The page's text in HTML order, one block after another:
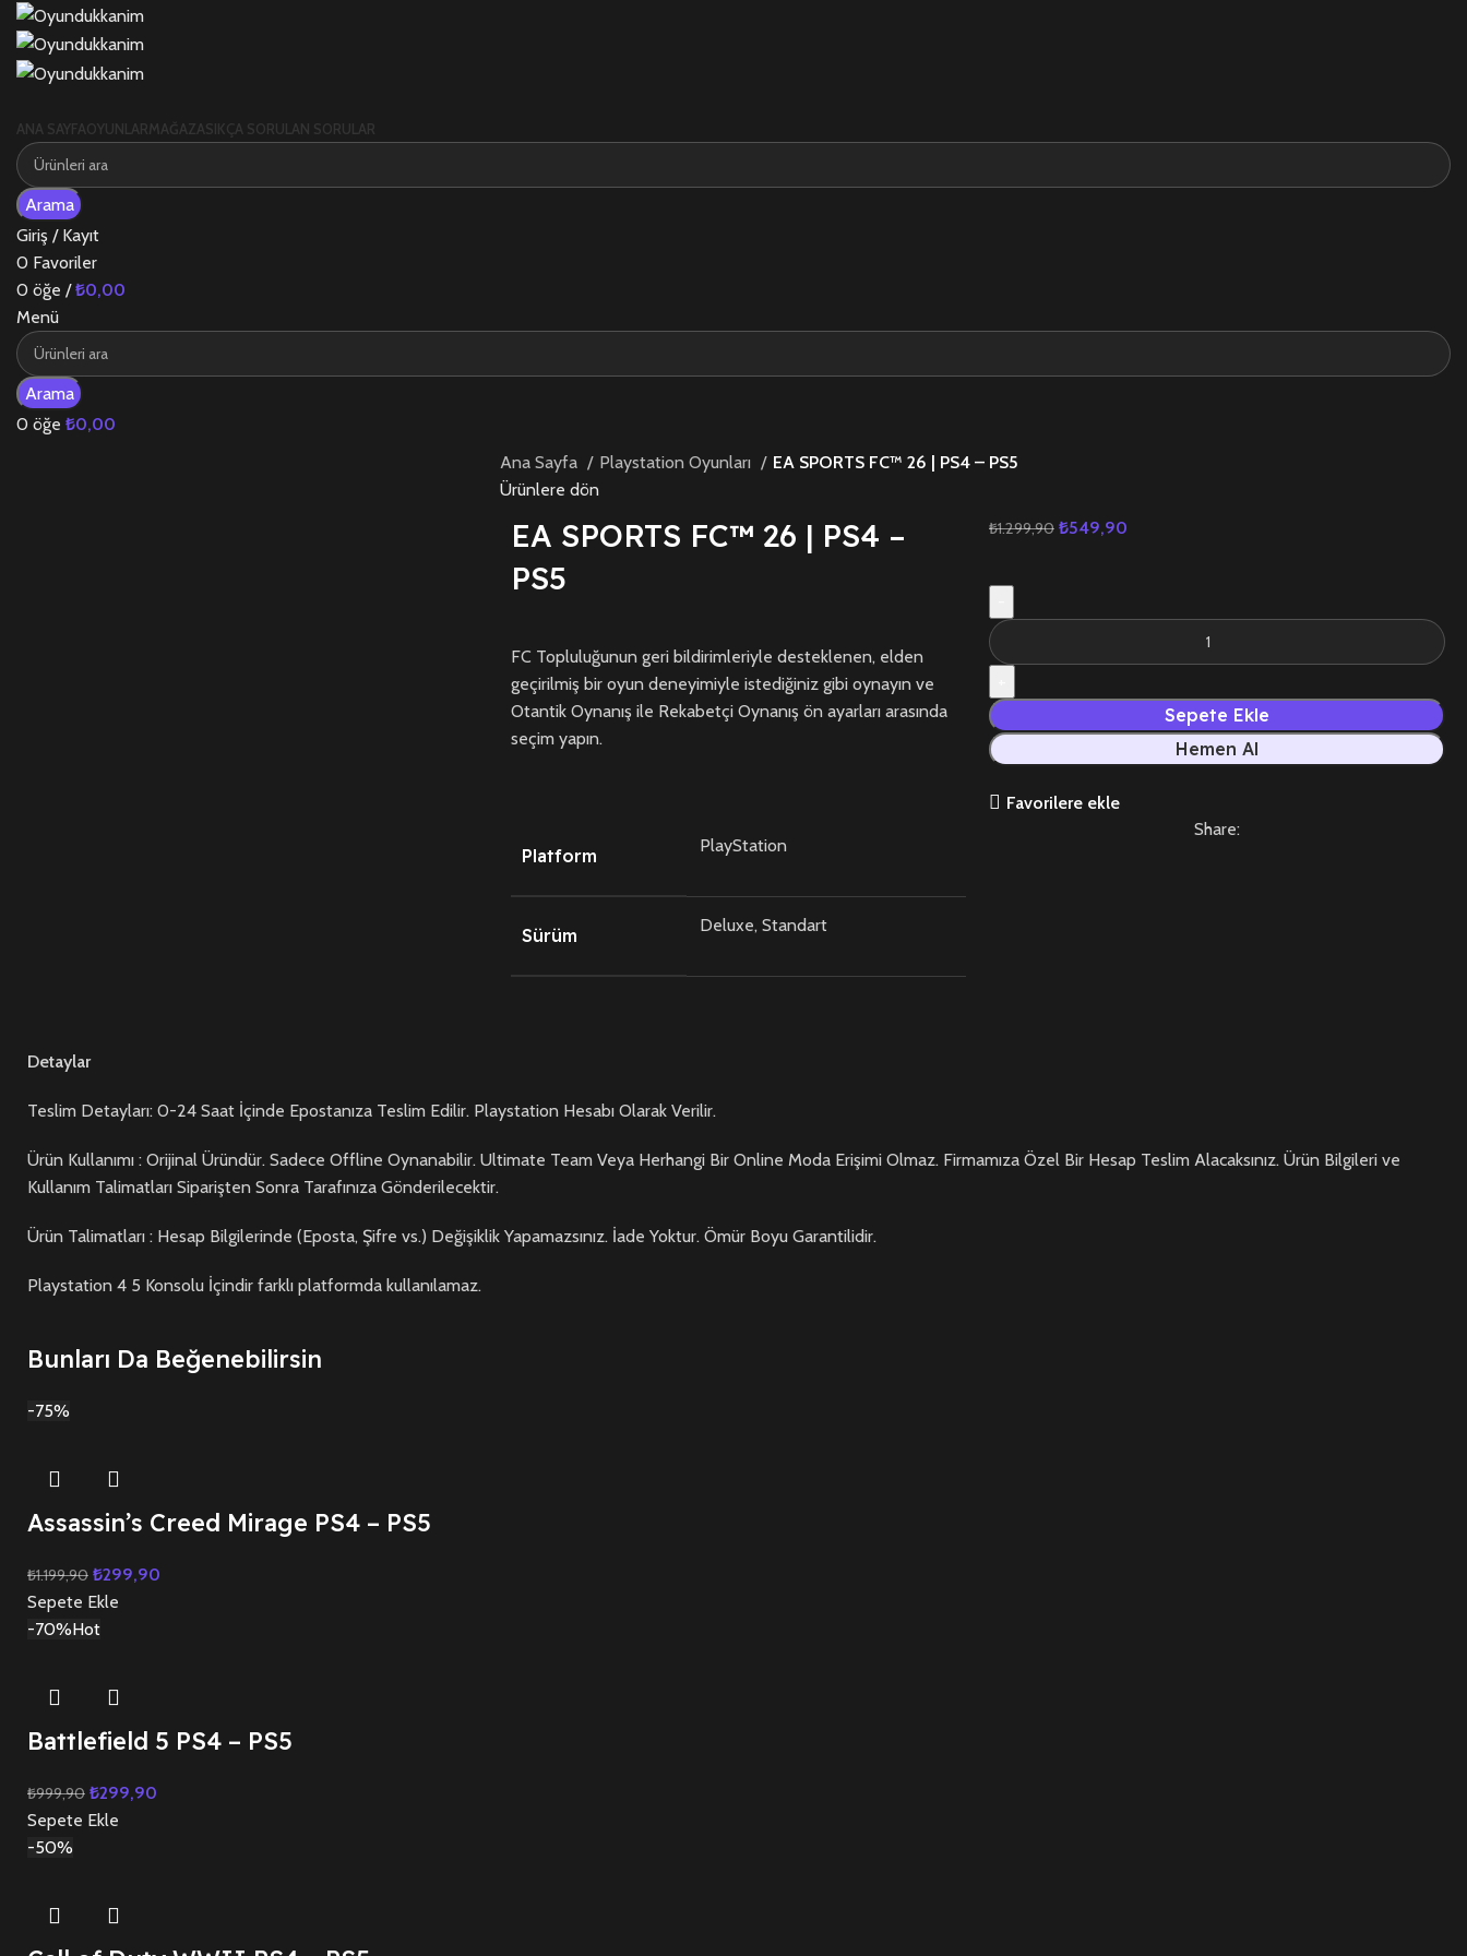
ANA SAYFAOYUNLARMAĞAZASIKÇA SORULAN SORULAR
Arama
Giriş / Kayıt
0 Favoriler
0 öğe / ₺0,00
Menü
Arama
0 öğe ₺0,00
Ana Sayfa Playstation Oyunları
EA SPORTS FC™ 26 | PS4 – PS5
Ürünlere dön
EA SPORTS FC™ 26 | PS4 –
PS5
FC Topluluğunun geri bildirimleriyle desteklenen, elden
geçirilmiş bir oyun deneyimiyle istediğiniz gibi oynayın ve
Otantik Oynanış ile Rekabetçi Oynanış ön ayarları arasında
seçim yapın.
Platform PlayStation
Sürüm Deluxe, Standart
₺1.299,90 ₺549,90
Sepete Ekle
Hemen Al
Favorilere ekle
Share:
Detaylar
Teslim Detayları: 0-24 Saat İçinde Epostanıza Teslim Edilir. Playstation Hesabı Olarak Verilir.
Ürün Kullanımı : Orijinal Üründür. Sadece Offline Oynanabilir. Ultimate Team Veya Herhangi Bir Online Moda Erişimi Olmaz. Firmamıza Özel Bir Hesap Teslim Alacaksınız. Ürün Bilgileri ve
Kullanım Talimatları Siparişten Sonra Tarafınıza Gönderilecektir.
Ürün Talimatları : Hesap Bilgilerinde (Eposta, Şifre vs.) Değişiklik Yapamazsınız. İade Yoktur. Ömür Boyu Garantilidir.
Playstation 4 5 Konsolu İçindir farklı platformda kullanılamaz.
Bunları Da Beğenebilirsin
-75%
Assassin’s Creed Mirage PS4 – PS5
₺1.199,90 ₺299,90
Sepete Ekle
-70%Hot
Battlefield 5 PS4 – PS5
₺999,90 ₺299,90
Sepete Ekle
-50%